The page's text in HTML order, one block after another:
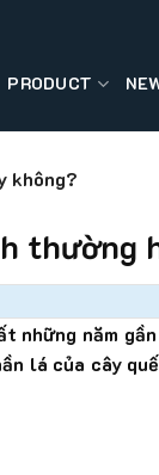
PRODUCT
không?
thường
những năm
lá của cây